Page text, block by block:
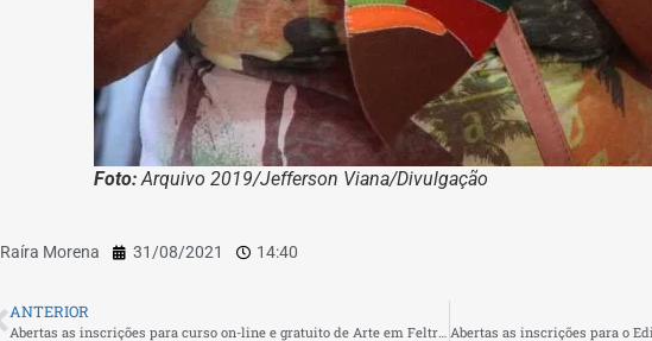
Foto:Arquivo 2019/Jefferson Viana/Divulgação
Raíra Morena 31/08/2021 14:40
ANTERIOR
Abertas as inscrições para curso on-line e gratuito de Arte em Feltro em São Pedro da Aldeia